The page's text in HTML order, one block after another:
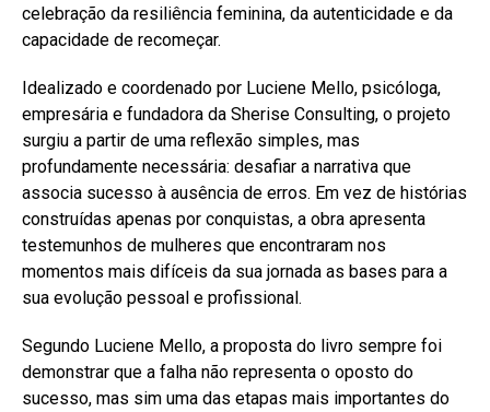
celebração da resiliência feminina, da autenticidade e da
capacidade de recomeçar.
Idealizado e coordenado por Luciene Mello, psicóloga,
empresária e fundadora da Sherise Consulting, o projeto
surgiu a partir de uma reflexão simples, mas
profundamente necessária: desafiar a narrativa que
associa sucesso à ausência de erros. Em vez de histórias
construídas apenas por conquistas, a obra apresenta
testemunhos de mulheres que encontraram nos
momentos mais difíceis da sua jornada as bases para a
sua evolução pessoal e profissional.
Segundo Luciene Mello, a proposta do livro sempre foi
demonstrar que a falha não representa o oposto do
sucesso, mas sim uma das etapas mais importantes do